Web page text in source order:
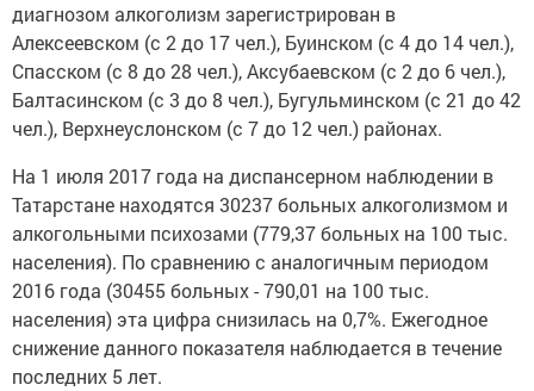
диагнозом алкоголизм зарегистрирован в
Алексеевском (с 2 до 17 чел.), Буинском (с 4 до 14 чел.),
Спасском (с 8 до 28 чел.), Аксубаевском (с 2 до 6 чел.),
Балтасинском (с 3 до 8 чел.), Бугульминском (с 21 до 42
чел.), Верхнеуслонском (с 7 до 12 чел.) районах.
На 1 июля 2017 года на диспансерном наблюдении в
Татарстане находятся 30237 больных алкоголизмом и
алкогольными психозами (779,37 больных на 100 тыс.
населения). По сравнению с аналогичным периодом
2016 года (30455 больных - 790,01 на 100 тыс.
населения) эта цифра снизилась на 0,7%. Ежегодное
снижение данного показателя наблюдается в течение
последних 5 лет.